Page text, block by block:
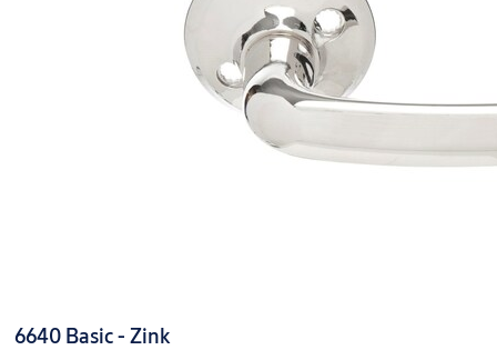
6640 Basic - Zink